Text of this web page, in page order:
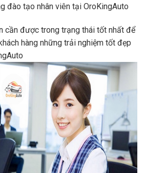
đào tạo nhân viên tại OroKingAuto
cần được trong trạng thái tốt nhất để
hàng những trải nghiệm tốt đẹp